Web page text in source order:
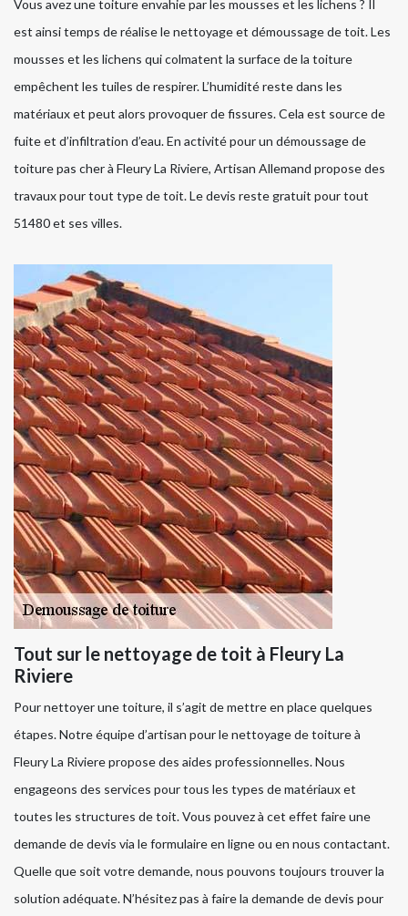
Vous avez une toiture envahie par les mousses et les lichens ? Il
est ainsi temps de réalise le nettoyage et démoussage de toit. Les
mousses et les lichens qui colmatent la surface de la toiture
empêchent les tuiles de respirer. L’humidité reste dans les
matériaux et peut alors provoquer de fissures. Cela est source de
fuite et d’infiltration d’eau. En activité pour un démoussage de
toiture pas cher à Fleury La Riviere, Artisan Allemand propose des
travaux pour tout type de toit. Le devis reste gratuit pour tout
51480 et ses villes.
Tout sur le nettoyage de toit à Fleury La
Riviere
Pour nettoyer une toiture, il s’agit de mettre en place quelques
étapes. Notre équipe d’artisan pour le nettoyage de toiture à
Fleury La Riviere propose des aides professionnelles. Nous
engageons des services pour tous les types de matériaux et
toutes les structures de toit. Vous pouvez à cet effet faire une
demande de devis via le formulaire en ligne ou en nous contactant.
Quelle que soit votre demande, nous pouvons toujours trouver la
solution adéquate. N’hésitez pas à faire la demande de devis pour